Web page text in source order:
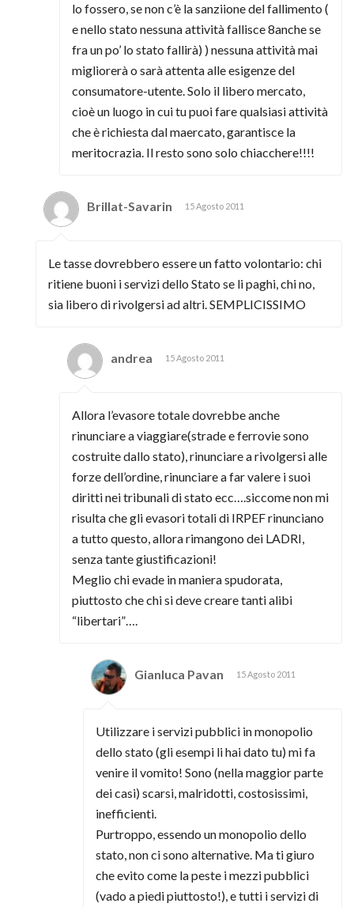
lo fossero, se non c’è la sanziione del fallimento (
e nello stato nessuna attività fallisce 8anche se
fra un po’ lo stato fallirà) ) nessuna attività mai
migliorerà o sarà attenta alle esigenze del
consumatore-utente. Solo il libero mercato,
cioè un luogo in cui tu puoi fare qualsiasi attività
che è richiesta dal maercato, garantisce la
meritocrazia. Il resto sono solo chiacchere!!!!
Brillat-Savarin 15 Agosto 2011
Le tasse dovrebbero essere un fatto volontario: chi
ritiene buoni i servizi dello Stato se li paghi, chi no,
sia libero di rivolgersi ad altri. SEMPLICISSIMO
andrea 15 Agosto 2011
Allora l’evasore totale dovrebbe anche
rinunciare a viaggiare(strade e ferrovie sono
costruite dallo stato), rinunciare a rivolgersi alle
forze dell’ordine, rinunciare a far valere i suoi
diritti nei tribunali di stato ecc….siccome non mi
risulta che gli evasori totali di IRPEF rinunciano
a tutto questo, allora rimangono dei LADRI,
senza tante giustificazioni!
Meglio chi evade in maniera spudorata,
piuttosto che chi si deve creare tanti alibi
“libertari”….
Gianluca Pavan 15 Agosto 2011
Utilizzare i servizi pubblici in monopolio
dello stato (gli esempi li hai dato tu) mi fa
venire il vomito! Sono (nella maggior parte
dei casi) scarsi, malridotti, costosissimi,
inefficienti.
Purtroppo, essendo un monopolio dello
stato, non ci sono alternative. Ma ti giuro
che evito come la peste i mezzi pubblici
(vado a piedi piuttosto!), e tutti i servizi di